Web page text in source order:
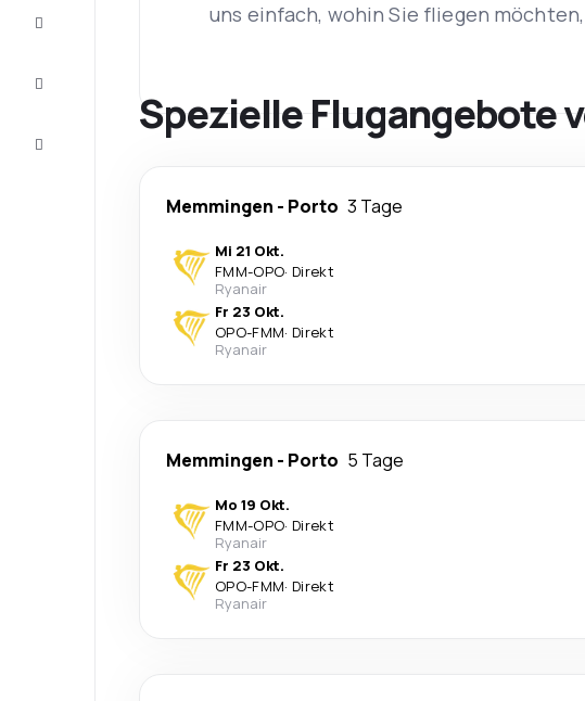
uns einfach, wohin Sie fliegen möchten,
Spezielle Flugangebote
Memmingen - Porto 3 Tage
Mi 21 Okt.
FMM-OPO· Direkt
Ryanair
Fr 23 Okt.
OPO-FMM· Direkt
Ryanair
Memmingen - Porto 5 Tage
Mo 19 Okt.
FMM-OPO· Direkt
Ryanair
Fr 23 Okt.
OPO-FMM· Direkt
Ryanair